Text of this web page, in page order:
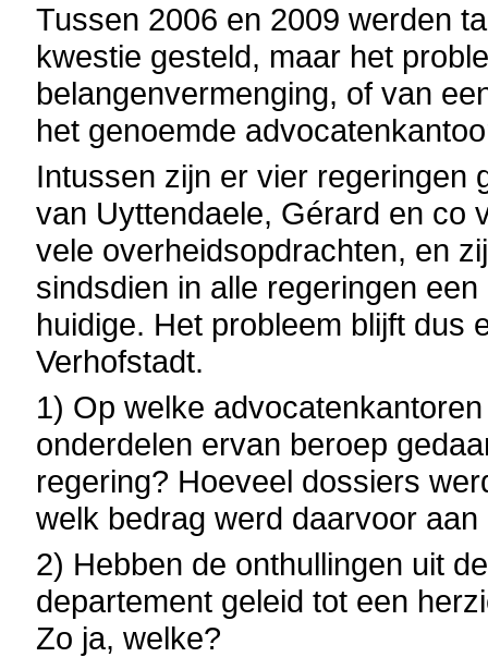
Tussen 2006 en 2009 werden
kwestie gesteld, maar het
belangenvermenging, of van
het genoemde
Intussen zijn er vier regeringen
van Uyttendaele, Gérard en co
vele overheidsopdrachten, en
sindsdien in alle regeringen
huidige. Het probleem blijft dus
Verhofstadt.
1) Op welke
onderdelen ervan beroep
regering? Hoeveel dossiers
welk bedrag werd daarvoor
2) Hebben de onthullingen uit
departement geleid tot een
Zo ja, welke?